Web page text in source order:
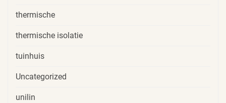
thermische
thermische isolatie
tuinhuis
Uncategorized
unilin